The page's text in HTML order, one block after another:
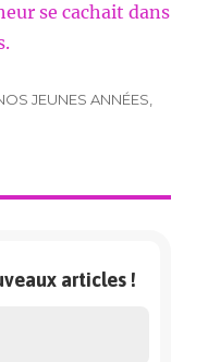
se cachait dans
JEUNES ANNÉES
articles !